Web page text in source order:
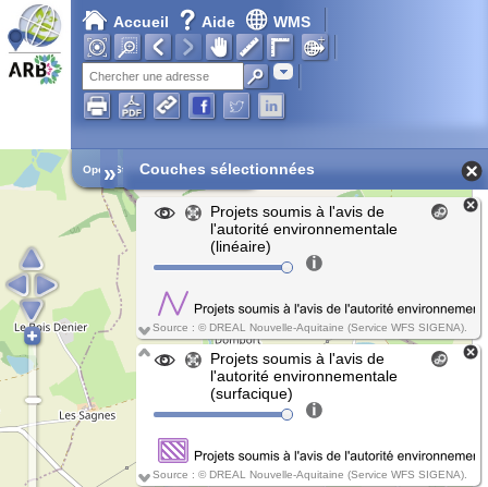
Accueil Aide WMS
Adresse
Chargement en cours...
Open Street Map
» Couches sélectionnées
Projets soumis à l'avis de
l'autorité environnementale
(linéaire)
Source : © DREAL Nouvelle-Aquitaine (Service WFS SIGENA).
Projets soumis à l'avis de
l'autorité environnementale
(surfacique)
Source : © DREAL Nouvelle-Aquitaine (Service WFS SIGENA).